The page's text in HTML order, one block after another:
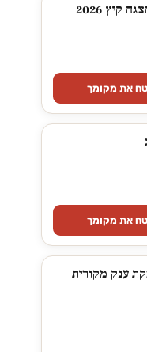
2026
את מקומך
את מקומך
ענק מקורית